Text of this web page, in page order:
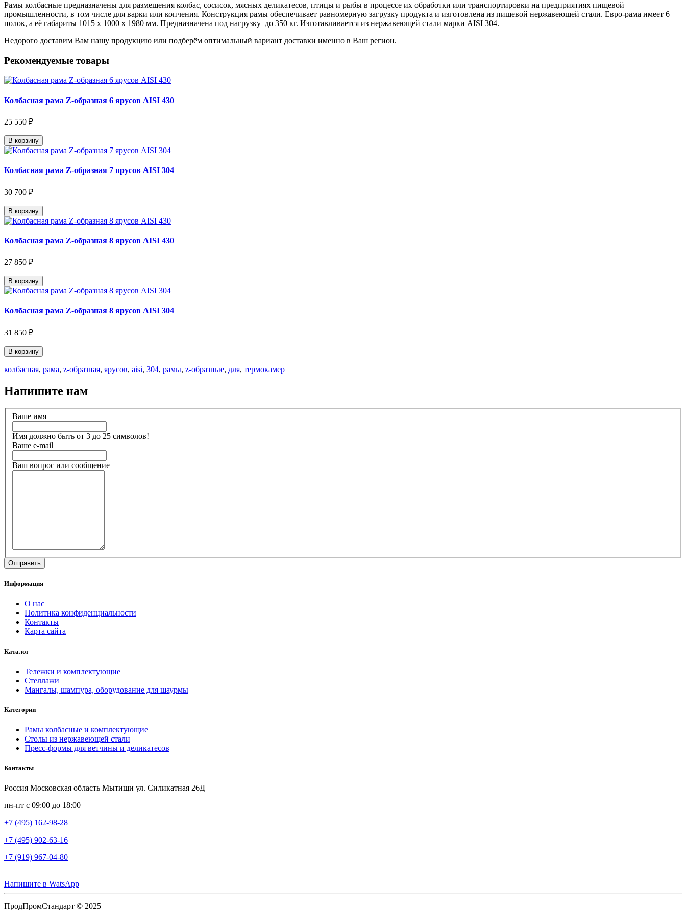
Рамы колбасные предназначены для размещения колбас, сосисок, мясных деликатесов, птицы и рыбы в процессе их обработки или транспортировки на предприятиях пищевой
промышленности, в том числе для варки или копчения. Конструкция рамы обеспечивает равномерную загрузку продукта и изготовлена из пищевой нержавеющей стали. Евро-рама имеет 6
полок, а её габариты 1015 х 1000 х 1980 мм. Предназначена под нагрузку до 350 кг. Изготавливается из нержавеющей стали марки AISI 304.
Недорого доставим Вам нашу продукцию или подберём оптимальный вариант доставки именно в Ваш регион.
Рекомендуемые товары
Колбасная рама Z-образная 6 ярусов AISI 430
25 550 ₽
В корзину
Колбасная рама Z-образная 7 ярусов AISI 304
30 700 ₽
В корзину
Колбасная рама Z-образная 8 ярусов AISI 430
27 850 ₽
В корзину
Колбасная рама Z-образная 8 ярусов AISI 304
31 850 ₽
В корзину
колбасная, рама, z-образная, ярусов, aisi, 304, рамы, z-образные, для, термокамер
Напишите нам
Ваше имя
Имя должно быть от 3 до 25 символов!
Ваше e-mail
Ваш вопрос или сообщение
Информация
О нас
Политика конфиденциальности
Контакты
Карта сайта
Каталог
Тележки и комплектующие
Стеллажи
Мангалы, шампура, оборудование для шаурмы
Категории
Рамы колбасные и комплектующие
Столы из нержавеющей стали
Пресс-формы для ветчины и деликатесов
Контакты
Россия Московская область Мытищи ул. Силикатная 26Д
пн-пт с 09:00 до 18:00
+7 (495) 162-98-28
+7 (495) 902-63-16
+7 (919) 967-04-80
Напишите в WatsApp
ПродПромСтандарт © 2025